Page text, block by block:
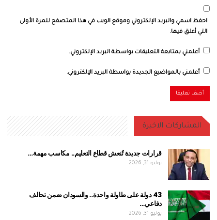
احفظ اسمي والبريد الإلكتروني وموقع الويب في هذا المتصفح للمرة الأولى
التي أعلق فيها.
أعلمني بمتابعة التعليقات بواسطة البريد الإلكتروني.
أعلمني بالمواضيع الجديدة بواسطة البريد الإلكتروني.
المشاركات الاخيرة
قرارات جديدة تُنعش قطاع التعليم.. مكاسب مهمة…
يوليو 31, 2026
43 دولة على طاولة واحدة.. والسودان ضمن تحالف
دفاعي…
يوليو 31, 2026